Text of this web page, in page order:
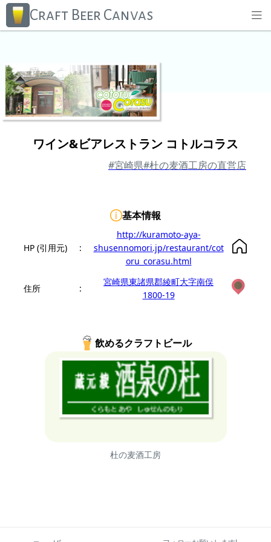
Craft Beer Canvas
ワイン&ビアレストラン コトルコラス
#宮崎県#杜の麦酒工房の直営店
基本情報
HP (引用元) :
http://kuramoto-aya-
shusennomori.jp/restaurant/cot
oru_corasu.html
住所 :
宮崎県東諸県郡綾町大字南俣
1800-19
飲めるクラフトビール
杜の麦酒工房